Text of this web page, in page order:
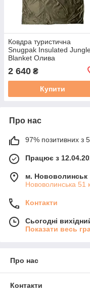
Ковдра туристична
Snugpak Insulated
Blanket Олива
2 640 ₴
Купити
Про нас
97% позитивних з
Працює з
м. Нововолинськ
Нововолинська 51
Контакти
Сьогодні
Показати весь
Про нас
Контакти